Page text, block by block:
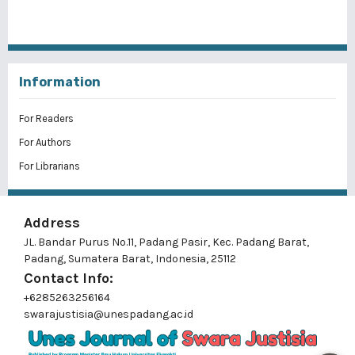
Information
For Readers
For Authors
For Librarians
Address
JL. Bandar Purus No.11, Padang Pasir, Kec. Padang Barat,
Padang, Sumatera Barat, Indonesia, 25112
Contact Info:
+6285263256164
swarajustisia@unespadang.ac.id